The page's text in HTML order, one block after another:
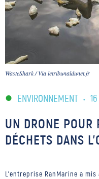
WasteShark / Via letribunaldunet.fr
ENVIRONNEMENT •
UN DRONE POUR
DÉCHETS DANS
L’entreprise RanMarine a